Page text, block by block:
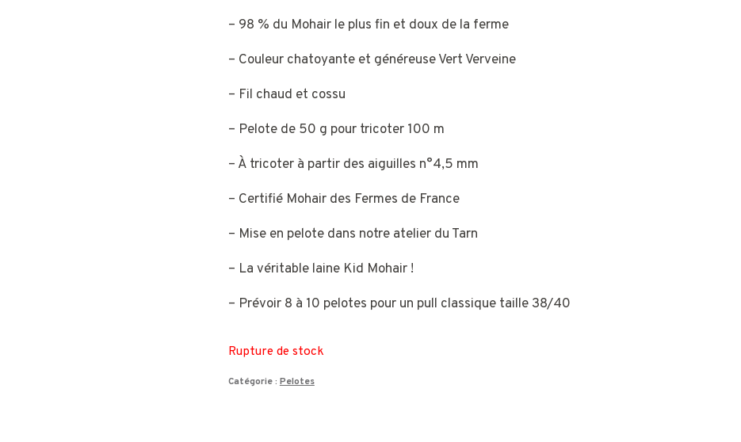
– 98 % du Mohair le plus fin et doux de la ferme
– Couleur chatoyante et généreuse Vert Verveine
– Fil chaud et cossu
– Pelote de 50 g pour tricoter 100 m
– À tricoter à partir des aiguilles n°4,5 mm
– Certifié Mohair des Fermes de France
– Mise en pelote dans notre atelier du Tarn
– La véritable laine Kid Mohair !
– Prévoir 8 à 10 pelotes pour un pull classique taille 38/40
Rupture de stock
Catégorie : Pelotes